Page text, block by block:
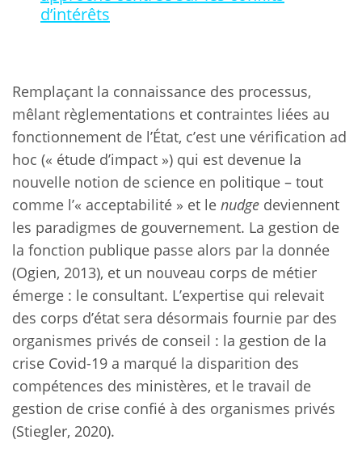
d’intérêts
Remplaçant la connaissance des processus,
mêlant règlementations et contraintes liées au
fonctionnement de l’État, c’est une vérification ad
hoc (« étude d’impact ») qui est devenue la
nouvelle notion de science en politique – tout
comme l’« acceptabilité » et le nudge deviennent
les paradigmes de gouvernement. La gestion de
la fonction publique passe alors par la donnée
(Ogien, 2013), et un nouveau corps de métier
émerge : le consultant. L’expertise qui relevait
des corps d’état sera désormais fournie par des
organismes privés de conseil : la gestion de la
crise Covid-19 a marqué la disparition des
compétences des ministères, et le travail de
gestion de crise confié à des organismes privés
(Stiegler, 2020).